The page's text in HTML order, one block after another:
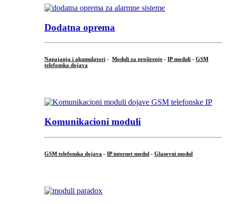
Dodatna oprema
Napajanja i akumulatori - Moduli za proširenje - IP moduli - GSM
telefonska dojava
Komunikacioni moduli
GSM telefonska dojava - IP internet modul - Glasovni modul